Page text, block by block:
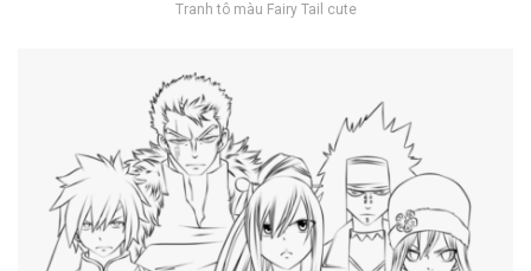
Tranh tô màu Fairy Tail cute